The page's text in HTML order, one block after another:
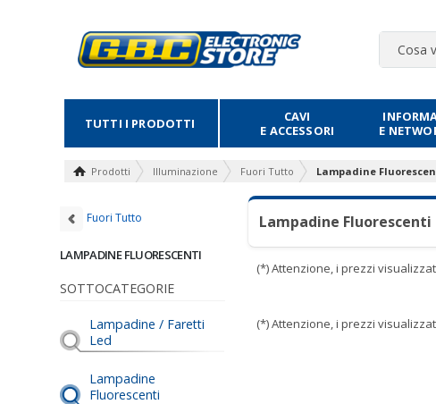
TUTTI I PRODOTTI
CAVI
E ACCESSORI
E
Prodotti Illuminazione Fuori Tutto Lampadine
Fuori Tutto
LAMPADINE FLUORESCENTI
SOTTOCATEGORIE
Lampadine / Faretti
Led
Lampadine
Fluorescenti
Lampadine Fluorescenti
(*) Attenzione, i prezzi
(*) Attenzione, i prezzi